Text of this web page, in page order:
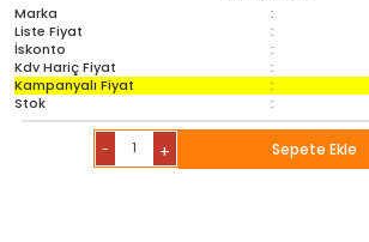
Marka
:
Liste Fiyat :
İskonto :
Kdv Hariç Fiyat :
Kampanyalı Fiyat :
Stok :
- + Sepete Ekle